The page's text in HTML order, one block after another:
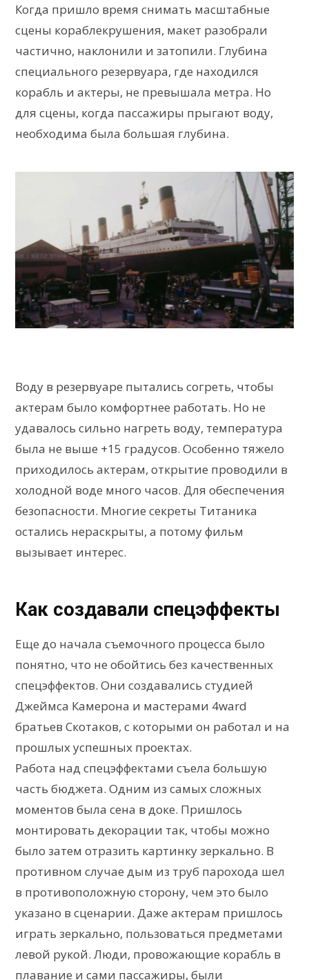
Когда пришло время снимать масштабные
сцены кораблекрушения, макет разобрали
частично, наклонили и затопили. Глубина
специального резервуара, где находился
корабль и актеры, не превышала метра. Но
для сцены, когда пассажиры прыгают воду,
необходима была большая глубина.
Воду в резервуаре пытались согреть, чтобы
актерам было комфортнее работать. Но не
удавалось сильно нагреть воду, температура
была не выше +15 градусов. Особенно тяжело
приходилось актерам, открытие проводили в
холодной воде много часов. Для обеспечения
безопасности. Многие секреты Титаника
остались нераскрыты, а потому фильм
вызывает интерес.
Как создавали спецэффекты
Еще до начала съемочного процесса было
понятно, что не обойтись без качественных
спецэффектов. Они создавались студией
Джеймса Камерона и мастерами 4ward
братьев Скотаков, с которыми он работал и на
прошлых успешных проектах.
Работа над спецэффектами съела большую
часть бюджета. Одним из самых сложных
моментов была сена в доке. Пришлось
монтировать декорации так, чтобы можно
было затем отразить картинку зеркально. В
противном случае дым из труб парохода шел
в противоположную сторону, чем это было
указано в сценарии. Даже актерам пришлось
играть зеркально, пользоваться предметами
левой рукой. Люди, провожающие корабль в
плавание и сами пассажиры, были